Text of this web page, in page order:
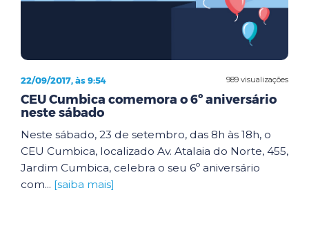
989 visualizações
22/09/2017, às 9:54
CEU Cumbica comemora o 6º aniversário
neste sábado
Neste sábado, 23 de setembro, das 8h às 18h, o
CEU Cumbica, localizado Av. Atalaia do Norte, 455,
Jardim Cumbica, celebra o seu 6º aniversário
com... [saiba mais]